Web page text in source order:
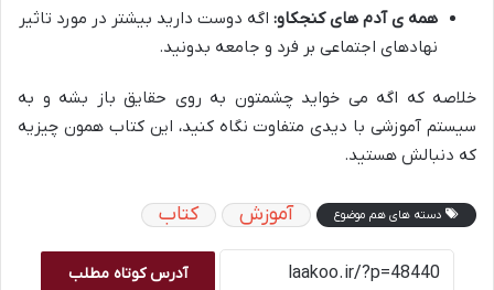
همه ی آدم های کنجکاو: اگه دوست دارید بیشتر در مورد تاثیر
نهادهای اجتماعی بر فرد و جامعه بدونید.
خلاصه که اگه می خواید چشمتون به روی حقایق باز بشه و به
سیستم آموزشی با دیدی متفاوت نگاه کنید، این کتاب همون چیزیه
که دنبالش هستید.
دسته های هم موضوع آموزش کتاب
آدرس کوتاه مطلب